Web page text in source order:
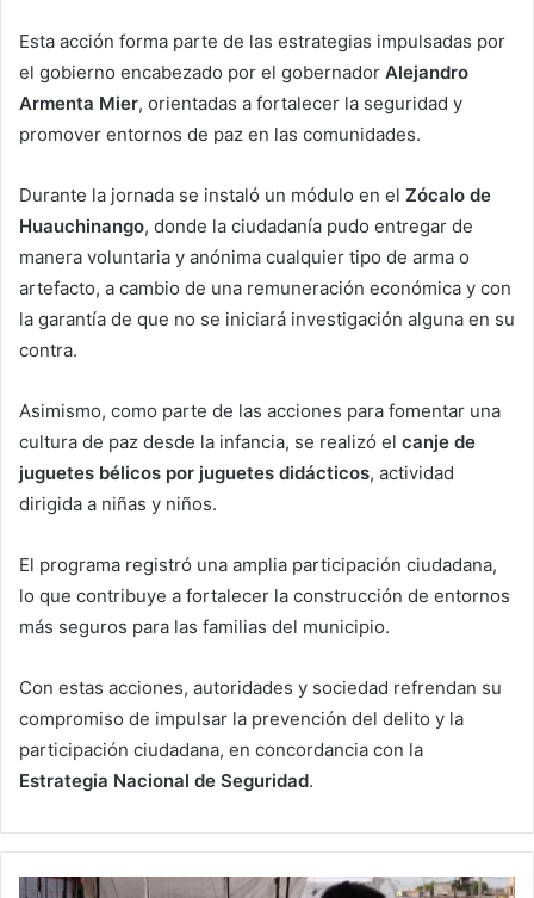
Esta acción forma parte de las estrategias impulsadas por
el gobierno encabezado por el gobernador Alejandro
Armenta Mier, orientadas a fortalecer la seguridad y
promover entornos de paz en las comunidades.
Durante la jornada se instaló un módulo en el Zócalo de
Huauchinango, donde la ciudadanía pudo entregar de
manera voluntaria y anónima cualquier tipo de arma o
artefacto, a cambio de una remuneración económica y con
la garantía de que no se iniciará investigación alguna en su
contra.
Asimismo, como parte de las acciones para fomentar una
cultura de paz desde la infancia, se realizó el canje de
juguetes bélicos por juguetes didácticos, actividad
dirigida a niñas y niños.
El programa registró una amplia participación ciudadana,
lo que contribuye a fortalecer la construcción de entornos
más seguros para las familias del municipio.
Con estas acciones, autoridades y sociedad refrendan su
compromiso de impulsar la prevención del delito y la
participación ciudadana, en concordancia con la
Estrategia Nacional de Seguridad.